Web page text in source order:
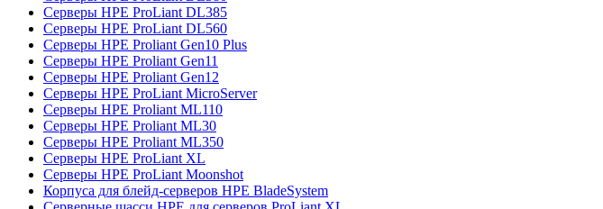
Серверы HPE ProLiant DL385
Серверы HPE ProLiant DL560
Серверы HPE Proliant Gen10 Plus
Серверы HPE Proliant Gen11
Серверы HPE Proliant Gen12
Серверы HPE ProLiant MicroServer
Серверы HPE Proliant ML110
Серверы HPE Proliant ML30
Серверы HPE Proliant ML350
Серверы HPE ProLiant XL
Серверы HPE ProLiant Moonshot
Корпуса для блейд-серверов HPE BladeSystem